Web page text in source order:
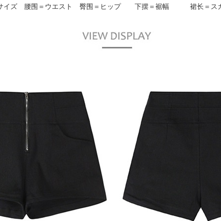
イズ 腰围＝ウエスト 臀围＝ヒップ 下摆＝裾幅 裙长＝ス